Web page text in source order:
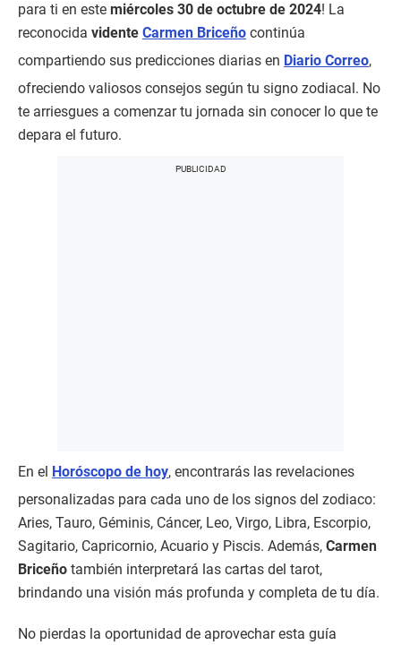
para ti en este miércoles 30 de octubre de 2024! La
reconocida vidente Carmen Briceño continúa
compartiendo sus predicciones diarias en Diario Correo,
ofreciendo valiosos consejos según tu signo zodiacal. No
te arriesgues a comenzar tu jornada sin conocer lo que te
depara el futuro.
En el Horóscopo de hoy, encontrarás las revelaciones
personalizadas para cada uno de los signos del zodiaco:
Aries, Tauro, Géminis, Cáncer, Leo, Virgo, Libra, Escorpio,
Sagitario, Capricornio, Acuario y Piscis. Además, Carmen
Briceño también interpretará las cartas del tarot,
brindando una visión más profunda y completa de tu día.
No pierdas la oportunidad de aprovechar esta guía